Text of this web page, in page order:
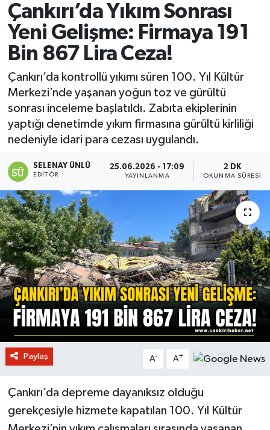
Çankırı’da Yıkım Sonrası
Yeni Gelişme: Firmaya 191
Bin 867 Lira Ceza!
Çankırı’da kontrollü yıkımı süren 100. Yıl Kültür
Merkezi’nde yaşanan yoğun toz ve gürültü
sonrası inceleme başlatıldı. Zabıta ekiplerinin
yaptığı denetimde yıkım firmasına gürültü kirliliği
nedeniyle idari para cezası uygulandı.
SELENAY ÜNLÜ
EDITÖR
25.06.2026 - 17:09
YAYINLANMA
2 DK
OKUNMA SÜRESI
Paylaş A- A+
Çankırı’da depreme dayanıksız olduğu
gerekçesiyle hizmete kapatılan 100. Yıl Kültür